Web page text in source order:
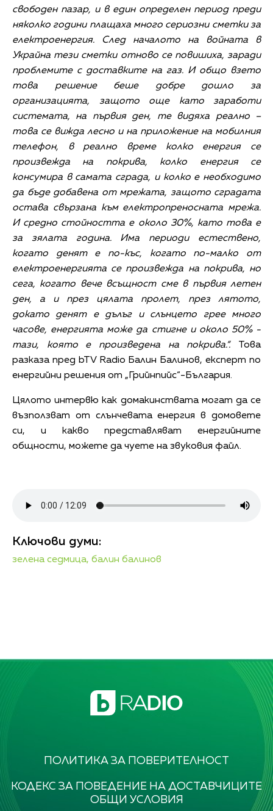
свободен пазар, и в един определен период преди
няколко години плащаха много сериозни сметки за
електроенергия. След началото на войната в
Украйна тези сметки отново се повишиха, заради
проблемите с доставките на газ. И общо взето
това решение беше добре дошло за
организацията, защото още като заработи
системата, на първия ден, те видяха реално –
това се вижда лесно и на приложение на мобилния
телефон, в реално време колко енергия се
произвежда на покрива, колко енергия се
консумира в самата сграда, и колко е необходимо
да бъде добавена от мрежата, защото сградата
остава свързана към електропреносната мрежа.
И средно стойността е около 30%, като това е
за зялата година. Има периоди естествено,
когато денят е по-къс, когато по-малко от
електроенергията се произвежда на покрива, но
сега, когато вече всъщност сме в първия летен
ден, а и през цялата пролет, през лятото,
докато денят е дълъг и слънцето грее много
часове, енергията може да стигне и около 50% -
тази, която е произведена на покрива.“. Това
разказа пред bTV Radio Балин Балинов, експерт по
енергийни решения от „Грийнпийс“-България.
Цялото интервю как домакинствата могат да се
възползват от слънчевата енергия в домовете
си, и какво представляват енергийните
общности, можете да чуете на звуковия файл.
Ключови думи:
зелена седмица, балин балинов
ПОЛИТИКА ЗА ПОВЕРИТЕЛНОСТ
КОДЕКС ЗА ПОВЕДЕНИЕ НА ДОСТАВЧИЦИТЕ
ОБЩИ УСЛОВИЯ